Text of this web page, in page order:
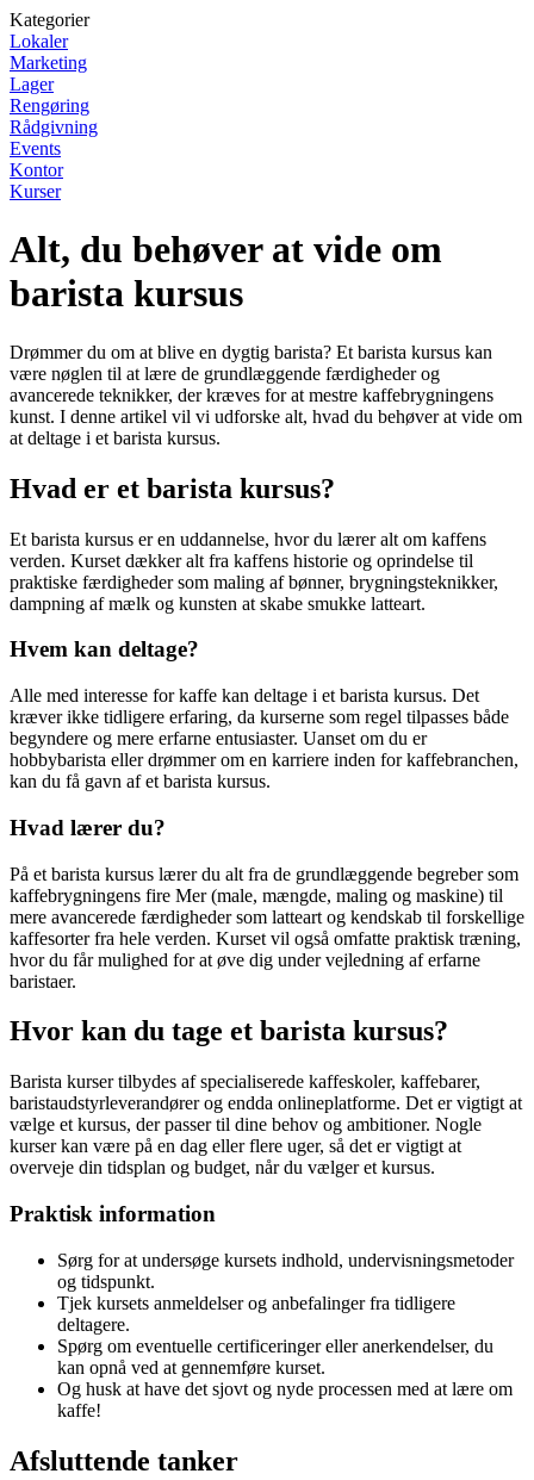
Kategorier
Lokaler
Marketing
Lager
Rengøring
Rådgivning
Events
Kontor
Kurser
Alt, du behøver at vide om
barista kursus
Drømmer du om at blive en dygtig barista? Et barista kursus kan
være nøglen til at lære de grundlæggende færdigheder og
avancerede teknikker, der kræves for at mestre kaffebrygningens
kunst. I denne artikel vil vi udforske alt, hvad du behøver at vide om
at deltage i et barista kursus.
Hvad er et barista kursus?
Et barista kursus er en uddannelse, hvor du lærer alt om kaffens
verden. Kurset dækker alt fra kaffens historie og oprindelse til
praktiske færdigheder som maling af bønner, brygningsteknikker,
dampning af mælk og kunsten at skabe smukke latteart.
Hvem kan deltage?
Alle med interesse for kaffe kan deltage i et barista kursus. Det
kræver ikke tidligere erfaring, da kurserne som regel tilpasses både
begyndere og mere erfarne entusiaster. Uanset om du er
hobbybarista eller drømmer om en karriere inden for kaffebranchen,
kan du få gavn af et barista kursus.
Hvad lærer du?
På et barista kursus lærer du alt fra de grundlæggende begreber som
kaffebrygningens fire Mer (male, mængde, maling og maskine) til
mere avancerede færdigheder som latteart og kendskab til forskellige
kaffesorter fra hele verden. Kurset vil også omfatte praktisk træning,
hvor du får mulighed for at øve dig under vejledning af erfarne
baristaer.
Hvor kan du tage et barista kursus?
Barista kurser tilbydes af specialiserede kaffeskoler, kaffebarer,
baristaudstyrleverandører og endda onlineplatforme. Det er vigtigt at
vælge et kursus, der passer til dine behov og ambitioner. Nogle
kurser kan være på en dag eller flere uger, så det er vigtigt at
overveje din tidsplan og budget, når du vælger et kursus.
Praktisk information
Sørg for at undersøge kursets indhold, undervisningsmetoder
og tidspunkt.
Tjek kursets anmeldelser og anbefalinger fra tidligere
deltagere.
Spørg om eventuelle certificeringer eller anerkendelser, du
kan opnå ved at gennemføre kurset.
Og husk at have det sjovt og nyde processen med at lære om
kaffe!
Afsluttende tanker